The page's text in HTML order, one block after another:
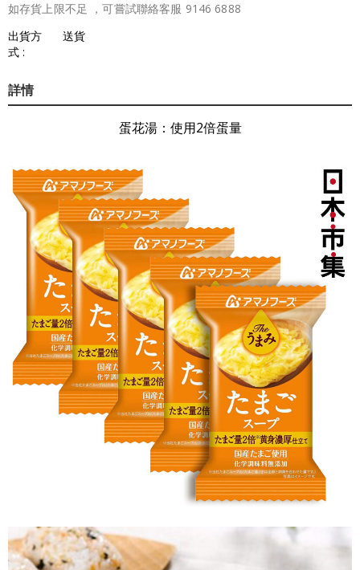
如存貨上限不足 ，可嘗試聯絡客服 9146 6888
出貨方
式 :
送貨
詳情
蛋花湯：使用2倍蛋量